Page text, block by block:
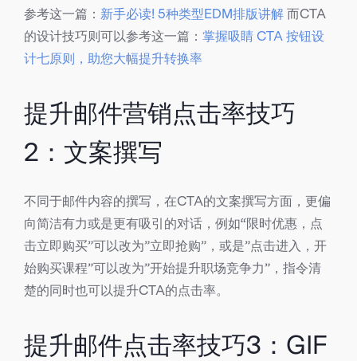
参考这一篇： 新手必读! 5种类型EDM排版讲解 而CTA
的设计技巧则可以参考这一篇： 掌握吸睛 CTA 按钮设
计七原则，助您大幅提升转换率
提升邮件营销点击率技巧
2：文案撰写
不同于邮件内容的撰写，在CTA的文案撰写方面，更偏
向简洁有力或是更有吸引的对话，例如“限时优惠，点
击立即购买”可以改为”立即抢购”，或是”点击进入，开
始购买课程”可以改为”开始提升职场竞争力”，指令清
楚的同时也可以提升CTA的点击率。
提升邮件点击率技巧3：GIF